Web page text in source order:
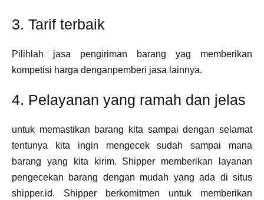
3. Tarif terbaik
Pilihlah jasa pengiriman barang yag memberikan
kompetisi harga denganpemberi jasa lainnya.
4. Pelayanan yang ramah dan jelas
untuk memastikan barang kita sampai dengan selamat
tentunya kita ingin mengecek sudah sampai mana
barang yang kita kirim. Shipper memberikan layanan
pengecekan barang dengan mudah yang ada di situs
shipper.id. Shipper berkomitmen untuk memberikan